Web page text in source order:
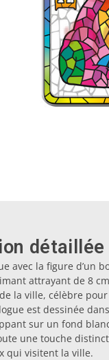
détaillée
avec la figure d’un
attrayant de 8
la ville, célèbre
est dessinée
sur un fond
une touche
qui visitent la ville.